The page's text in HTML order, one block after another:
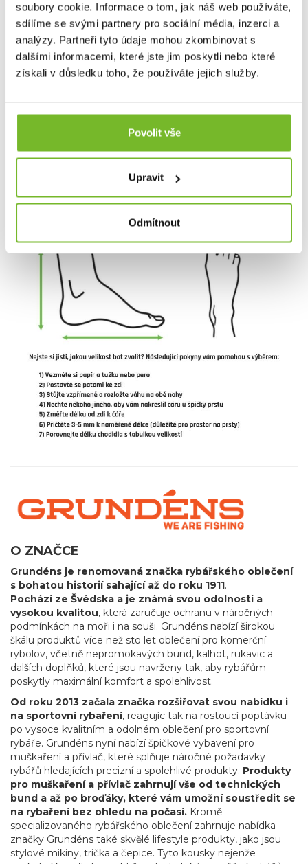
soubory cookie. Informace o tom, jak náš web používáte,
sdílíme se svými partnery pro sociální média, inzerci a
analýzy. Partneři tyto údaje mohou zkombinovat s
dalšími informacemi, které jste jim poskytli nebo které
získali v důsledku toho, že používáte jejich služby.
Povolit vše
Upravit
Odmítnout
Podešev Vibram® Idrogrip™ je kompatibilní se systémem
hrotůGrundéns HEXAGRIP™(prodává se samostatně).
O ZNAČCE
Grundéns je renomovaná značka rybářského oblečení
s bohatou historií sahající až do roku 1911.
Pochází ze Švédska a je známá svou odolností a
vysokou kvalitou, která zaručuje ochranu v náročných
podmínkách na moři i na souši. Grundéns nabízí širokou
škálu produktů více než sto let oblečení pro komerční
rybolov, včetně nepromokavých bund, kalhot, rukavic a
dalších doplňků, které jsou navrženy tak, aby rybářům
poskytly maximální komfort a spolehlivost.
Od roku 2013 začala značka rozšiřovat svou nabídku i
na sportovní rybaření, reagujíc tak na rostoucí poptávku
po vysoce kvalitním a odolném oblečení pro sportovní
rybáře. Grundéns nyní nabízí špičkové vybavení pro
muškaření a přívlač, které splňuje náročné požadavky
rybářů hledajících precizní a spolehlivé produkty. Produkty
pro muškaření a přívlač zahrnují vše od technických
bund a až po broďáky, které vám umožní soustředit se
na rybaření bez ohledu na počasí. Kromě
specializovaného rybářského oblečení zahrnuje nabídka
značky Grundéns také skvělé lifestyle produkty, jako jsou
stylové mikiny, trička a čepice. Tyto kousky nejenže